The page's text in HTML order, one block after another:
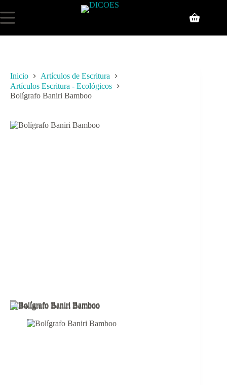
Inicio
Artículos de Escritura
Artículos Escritura - Ecológicos
Bolígrafo Baniri Bamboo